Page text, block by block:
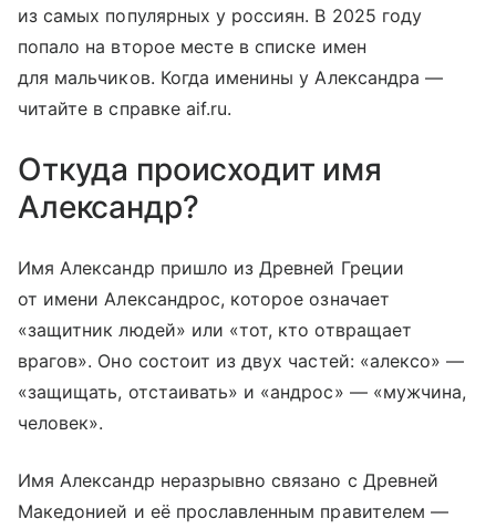
из самых популярных у россиян. В 2025 году
попало на второе месте в списке имен
для мальчиков. Когда именины у Александра —
читайте в справке aif.ru.
Откуда происходит имя
Александр?
Имя Александр пришло из Древней Греции
от имени Александрос, которое означает
«защитник людей» или «тот, кто отвращает
врагов». Оно состоит из двух частей: «алексо» —
«защищать, отстаивать» и «андрос» — «мужчина,
человек».
Имя Александр неразрывно связано с Древней
Македонией и её прославленным правителем —